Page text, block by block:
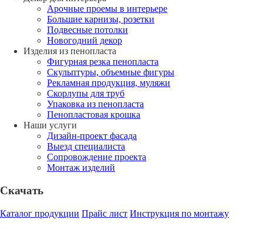
Арочные проемы в интерьере
Большие карнизы, розетки
Подвесные потолки
Новогодний декор
Изделия из пенопласта
Фигурная резка пенопласта
Скульптуры, объемные фигуры
Рекламная продукция, муляжи
Скорлупы для труб
Упаковка из пенопласта
Пенопластовая крошка
Наши услуги
Дизайн-проект фасада
Выезд специалиста
Сопровождение проекта
Монтаж изделий
Скачать
Каталог продукции Прайс лист Инструкция по монтажу